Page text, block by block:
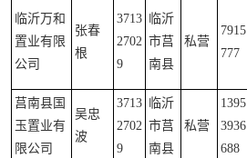
临沂万和
置业有限
公司
张春
根
3713
2702
9
临沂
市莒
南县
私营
7915
777
莒南县国
玉置业有
限公司
吴忠
波
3713
2702
9
临沂
市莒
南县
私营
1395
3936
688